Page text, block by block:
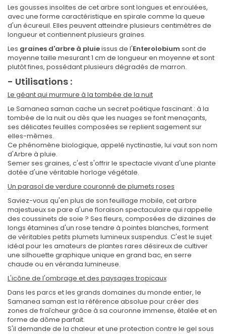
Les gousses insolites de cet arbre sont longues et enroulées,
avec une forme caractéristique en spirale comme la queue
d'un écureuil. Elles peuvent atteindre plusieurs centimètres de
longueur et contiennent plusieurs graines.
Les graines d'arbre à pluieissus de l'Enterolobium sont de
moyenne taille mesurant 1 cm de longueur en moyenne et sont
plutôt fines, possédant plusieurs dégradés de marron.
- Utilisations :
Le géant qui murmure à la tombée de la nuit
Le Samanea saman cache un secret poétique fascinant : à la
tombée de la nuit ou dès que les nuages se font menaçants,
ses délicates feuilles composées se replient sagement sur
elles-mêmes.
Ce phénomène biologique, appelé nyctinastie, lui vaut son nom
d'Arbre à pluie.
Semer ses graines, c'est s'offrir le spectacle vivant d'une plante
dotée d'une véritable horloge végétale.
Un parasol de verdure couronné de plumets roses
Saviez-vous qu'en plus de son feuillage mobile, cet arbre
majestueux se pare d'une floraison spectaculaire qui rappelle
des coussinets de soie ? Ses fleurs, composées de dizaines de
longs étamines d'un rose tendre à pointes blanches, forment
de véritables petits plumets lumineux suspendus. C'est le sujet
idéal pour les amateurs de plantes rares désireux de cultiver
une silhouette graphique unique en grand bac, en serre
chaude ou en véranda lumineuse.
L'icône de l'ombrage et des paysages tropicaux
Dans les parcs et les grands domaines du monde entier, le
Samanea saman est la référence absolue pour créer des
zones de fraîcheur grâce à sa couronne immense, étalée et en
forme de dôme parfait.
S'il demande de la chaleur et une protection contre le gel sous